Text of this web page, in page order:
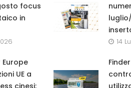
focus
in
14
Europe
UE a